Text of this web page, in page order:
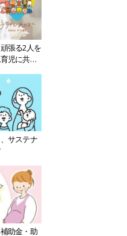
張る2人を
児に共感
サステナ
助金・助